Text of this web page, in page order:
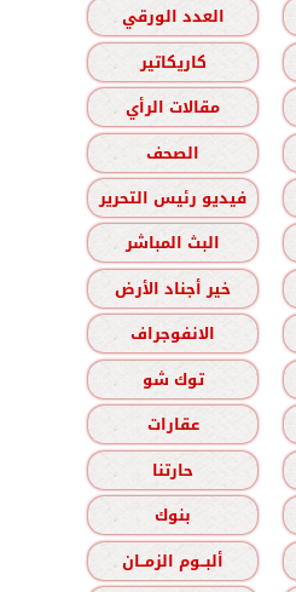
العدد الورقي
كاريكاتير
مقالات الرأي
الصحف
فيديو رئيس التحرير
البث المباشر
خير أجناد الأرض
الانفوجراف
توك شو
عقارات
حارتنا
بنوك
ألبــوم الزمــان